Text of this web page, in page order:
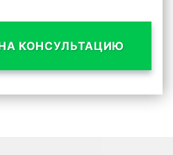
КОНСУЛЬТАЦИЮ